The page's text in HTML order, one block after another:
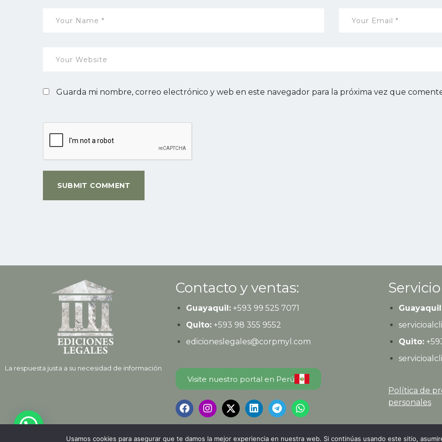
Guarda mi nombre, correo electrónico y web en este navegador para la próxima vez que
La respuesta justa a su necesidad de información
Contacto y ventas:
Guayaquil:+593 99 525 7071
Quito:+593 98 355 9552
edicioneslegales@corpmyl.com
Visite nuestro portal en Perú
Quito:
Política de
personales
Usamos cookies para asegurar que te damos la mejor experiencia en nuestra web. Si continúas usando este sitio,